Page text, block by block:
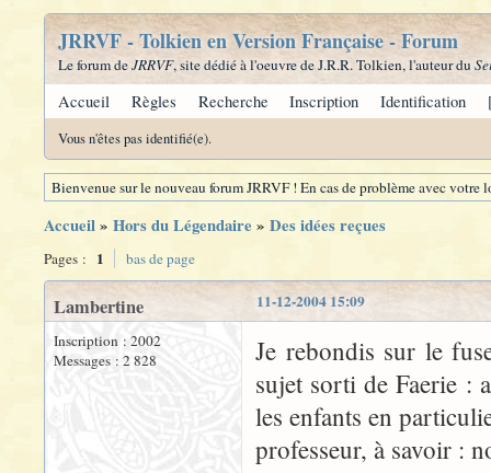
JRRVF - Tolkien en Version Française - Forum
Le forum deJRRVF, site dédié à l'oeuvre de J.R.R. Tolkien, l'auteur du
Accueil Règles Recherche Inscription Identification
Vous n'êtes pas identifié(e).
Bienvenue sur le nouveau forum JRRVF ! En cas de problème avec
Accueil» Hors du Légendaire » Des idées reçues
Pages : 1 bas de page
11-12-2004 15:09
Lambertine
Inscription : 2002
Messages : 2 828
Je rebondis sur le
sujet sorti de Faerie :
les enfants en
professeur, à savoir :